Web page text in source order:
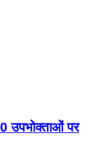
उपभोक्ताओं पर